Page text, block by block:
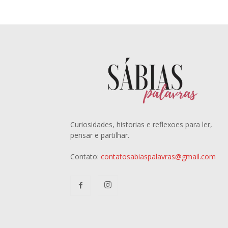
Curiosidades, historias e reflexoes para ler,
pensar e partilhar.
Contato: contatosabiaspalavras@gmail.com